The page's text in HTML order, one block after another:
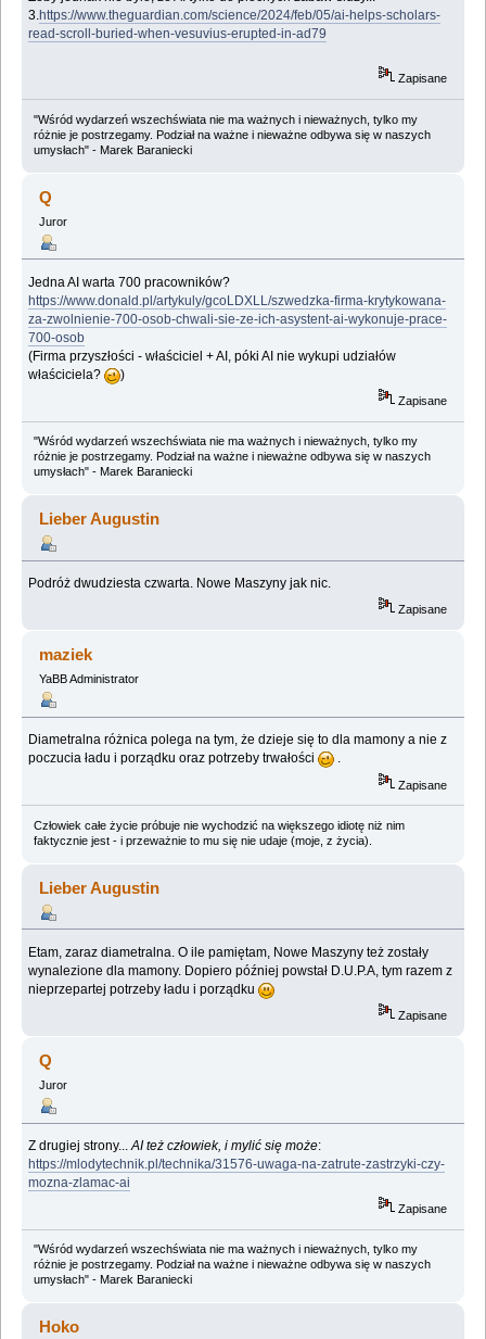
3.https://www.theguardian.com/science/2024/feb/05/ai-helps-scholars-
read-scroll-buried-when-vesuvius-erupted-in-ad79
Zapisane
"Wśród wydarzeń wszechświata nie ma ważnych i nieważnych, tylko my
różnie je postrzegamy. Podział na ważne i nieważne odbywa się w naszych
umysłach" - Marek Baraniecki
Q
Juror
Jedna AI warta 700 pracowników?
https://www.donald.pl/artykuly/gcoLDXLL/szwedzka-firma-krytykowana-
za-zwolnienie-700-osob-chwali-sie-ze-ich-asystent-ai-wykonuje-prace-
700-osob
(Firma przyszłości - właściciel + AI, póki AI nie wykupi udziałów
właściciela?
)
Zapisane
"Wśród wydarzeń wszechświata nie ma ważnych i nieważnych, tylko my
różnie je postrzegamy. Podział na ważne i nieważne odbywa się w naszych
umysłach" - Marek Baraniecki
Lieber Augustin
Podróż dwudziesta czwarta. Nowe Maszyny jak nic.
Zapisane
maziek
YaBB Administrator
Diametralna różnica polega na tym, że dzieje się to dla mamony a nie z
poczucia ładu i porządku oraz potrzeby trwałości
.
Zapisane
Człowiek całe życie próbuje nie wychodzić na większego idiotę niż nim
faktycznie jest - i przeważnie to mu się nie udaje (moje, z życia).
Lieber Augustin
Etam, zaraz diametralna. O ile pamiętam, Nowe Maszyny też zostały
wynalezione dla mamony. Dopiero później powstał D.U.P.A, tym razem z
nieprzepartej potrzeby ładu i porządku
Zapisane
Q
Juror
Z drugiej strony...AI też człowiek, i mylić się może:
https://mlodytechnik.pl/technika/31576-uwaga-na-zatrute-zastrzyki-czy-
mozna-zlamac-ai
Zapisane
"Wśród wydarzeń wszechświata nie ma ważnych i nieważnych, tylko my
różnie je postrzegamy. Podział na ważne i nieważne odbywa się w naszych
umysłach" - Marek Baraniecki
Hoko